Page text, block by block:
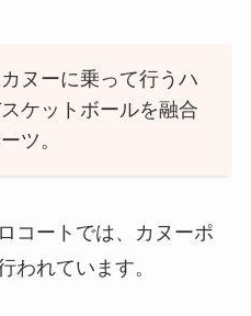
ヌーに乗って行うハ
ケットボールを融合
ツ。
コートでは、カヌーポ
われています。